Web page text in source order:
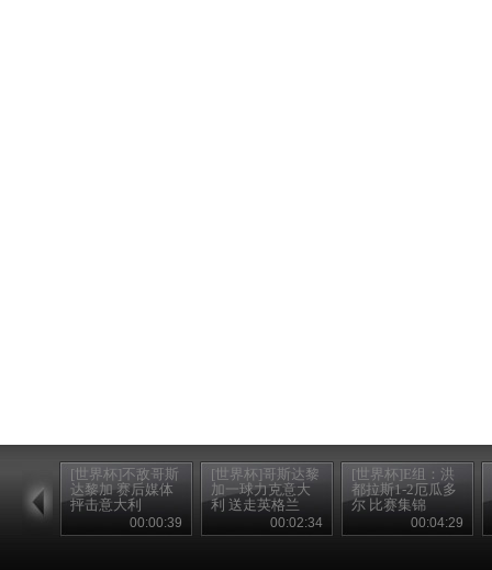
[世界杯]不敌哥斯
达黎加 赛后媒体
抨击意大利
00:00:39
[世界杯]哥斯达黎
加一球力克意大
利 送走英格兰
00:02:34
[世界杯]E组：洪
都拉斯1-2厄瓜多
尔 比赛集锦
00:04:29